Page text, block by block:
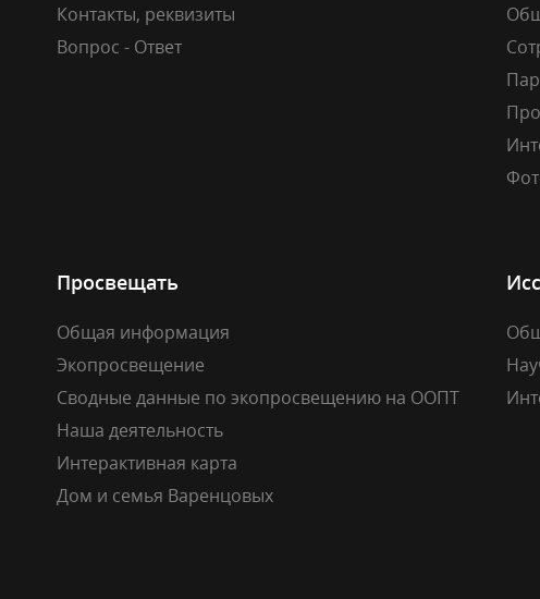
Контакты, реквизиты
Вопрос - Ответ
Просвещать
Общая информация
Экопросвещение
Сводные данные по экопросвещению на ООПТ
Наша деятельность
Интерактивная карта
Дом и семья Варенцовых